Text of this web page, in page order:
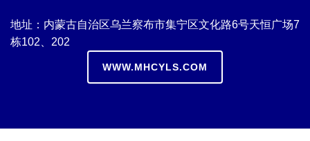
地址：内蒙古自治区乌兰察布市集宁区文化路6号天恒广场7
栋102、202
WWW.MHCYLS.COM